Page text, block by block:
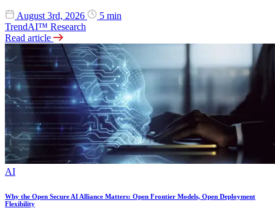
August 3rd, 2026
5 min
TrendAI™ Research
Read article
AI
Why the Open Secure AI Alliance Matters: Open Frontier Models, Open Deployment
Flexibility